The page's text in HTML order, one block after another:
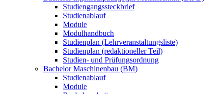
Studiengangssteckbrief
Studienablauf
Module
Modulhandbuch
Studienplan (Lehrveranstaltungsliste)
Studienplan (redaktioneller Teil)
Studien- und Prüfungsordnung
Bachelor Maschinenbau (BM)
Studienablauf
Module